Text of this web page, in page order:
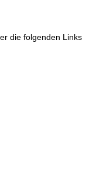
die folgenden Links